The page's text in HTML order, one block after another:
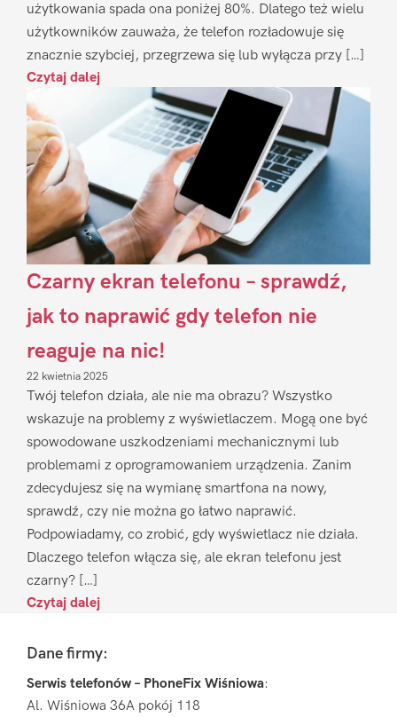
użytkowania spada ona poniżej 80%. Dlatego też wielu
użytkowników zauważa, że telefon rozładowuje się
znacznie szybciej, przegrzewa się lub wyłącza przy […]
Czytaj dalej
Czarny ekran telefonu – sprawdź,
jak to naprawić gdy telefon nie
reaguje na nic!
22 kwietnia 2025
Twój telefon działa, ale nie ma obrazu? Wszystko
wskazuje na problemy z wyświetlaczem. Mogą one być
spowodowane uszkodzeniami mechanicznymi lub
problemami z oprogramowaniem urządzenia. Zanim
zdecydujesz się na wymianę smartfona na nowy,
sprawdź, czy nie można go łatwo naprawić.
Podpowiadamy, co zrobić, gdy wyświetlacz nie działa.
Dlaczego telefon włącza się, ale ekran telefonu jest
czarny? […]
Czytaj dalej
FooterDane firmy:
Serwis telefonów – PhoneFix Wiśniowa:
Al. Wiśniowa 36A pokój 118